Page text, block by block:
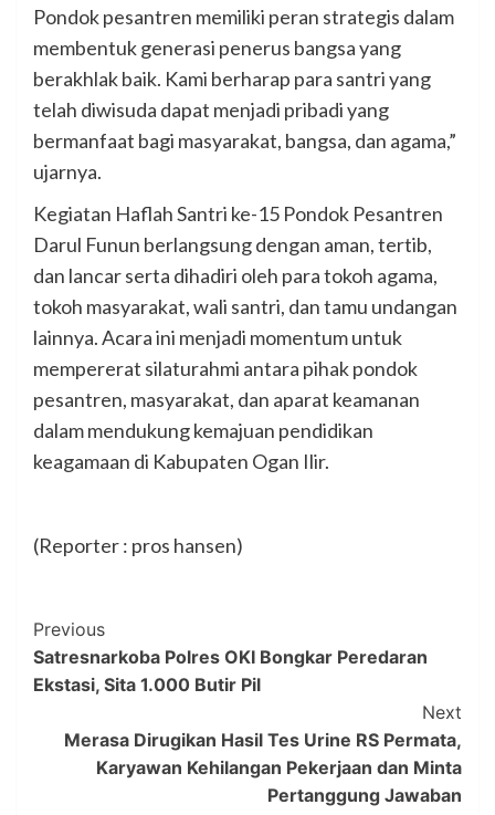
Pondok pesantren memiliki peran strategis dalam
membentuk generasi penerus bangsa yang
berakhlak baik. Kami berharap para santri yang
telah diwisuda dapat menjadi pribadi yang
bermanfaat bagi masyarakat, bangsa, dan agama,”
ujarnya.
Kegiatan Haflah Santri ke-15 Pondok Pesantren
Darul Funun berlangsung dengan aman, tertib,
dan lancar serta dihadiri oleh para tokoh agama,
tokoh masyarakat, wali santri, dan tamu undangan
lainnya. Acara ini menjadi momentum untuk
mempererat silaturahmi antara pihak pondok
pesantren, masyarakat, dan aparat keamanan
dalam mendukung kemajuan pendidikan
keagamaan di Kabupaten Ogan Ilir.
(Reporter : pros hansen)
Post
Navigation
Previous
Satresnarkoba Polres OKI Bongkar Peredaran
Ekstasi, Sita 1.000 Butir Pil
Next
Merasa Dirugikan Hasil Tes Urine RS Permata,
Karyawan Kehilangan Pekerjaan dan Minta
Pertanggung Jawaban